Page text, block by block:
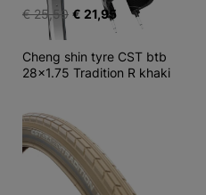
€ 25,50 € 21,95
Cheng shin tyre CST btb
28x1.75 Tradition R khaki